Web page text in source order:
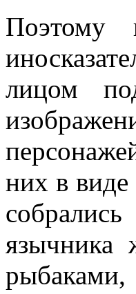
Поэтому
лицом
них в
язычника